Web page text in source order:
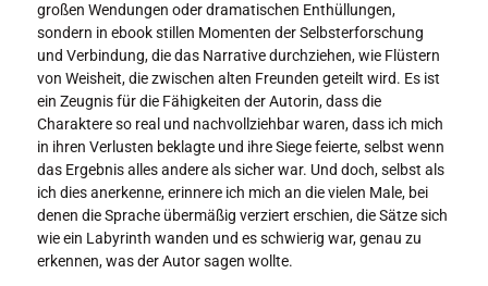
großen Wendungen oder dramatischen Enthüllungen,
sondern in ebook stillen Momenten der Selbsterforschung
und Verbindung, die das Narrative durchziehen, wie Flüstern
von Weisheit, die zwischen alten Freunden geteilt wird. Es ist
ein Zeugnis für die Fähigkeiten der Autorin, dass die
Charaktere so real und nachvollziehbar waren, dass ich mich
in ihren Verlusten beklagte und ihre Siege feierte, selbst wenn
das Ergebnis alles andere als sicher war. Und doch, selbst als
ich dies anerkenne, erinnere ich mich an die vielen Male, bei
denen die Sprache übermäßig verziert erschien, die Sätze sich
wie ein Labyrinth wanden und es schwierig war, genau zu
erkennen, was der Autor sagen wollte.